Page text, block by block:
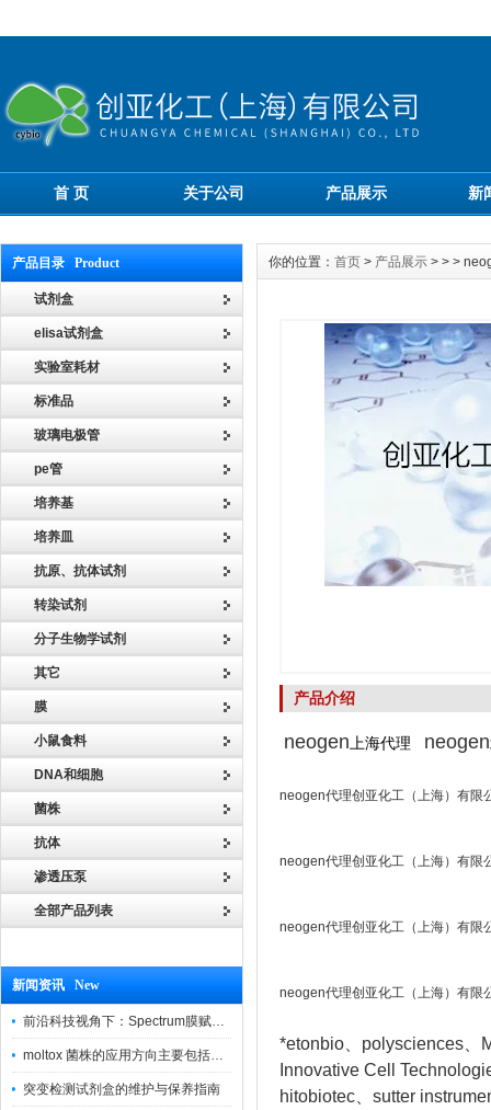
首 页 关于公司 产品展示 新
产品目录 Product
试剂盒
elisa试剂盒
实验室耗材
标准品
玻璃电极管
pe管
培养基
培养皿
抗原、抗体试剂
转染试剂
分子生物学试剂
其它
膜
小鼠食料
DNA和细胞
菌株
抗体
渗透压泵
全部产品列表
新闻资讯 New
前沿科技视角下：Spectrum膜赋能精密制造
moltox 菌株的应用方向主要包括以下几个方面
突变检测试剂盒的维护与保养指南
你的位置： 首页 > 产品展示 > > >
产品介绍
neogen上海代理 neogen
neogen代理创亚化工（上海）有限
neogen代理创亚化工（上海）有限
neogen代理创亚化工（上海）有限
neogen代理创亚化工（上海）有限
*etonbio、polysciences、
Innovative Cell
hitobiotec、sutter